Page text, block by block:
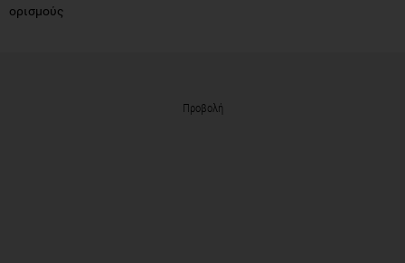
ορισμούς
Προβολή